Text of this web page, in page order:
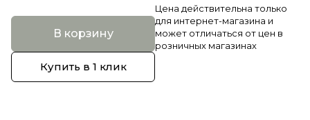
В корзину
Купить в 1 клик
Цена действительна только
для интернет-магазина и
может отличаться от цен в
розничных магазинах